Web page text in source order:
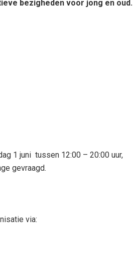
bezigheden voor jong en oud.
1 juni tussen 12:00 – 20:00 uur,
gevraagd.
via: